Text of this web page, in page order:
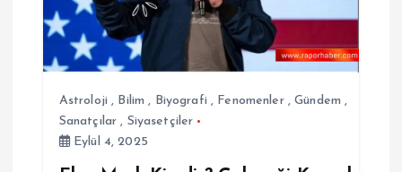
n
m
Astroloji , Bilim , Biyografi , Fenomenler,Gündem ,
Sanatçılar , Siyasetçiler
Eylül 4, 2025